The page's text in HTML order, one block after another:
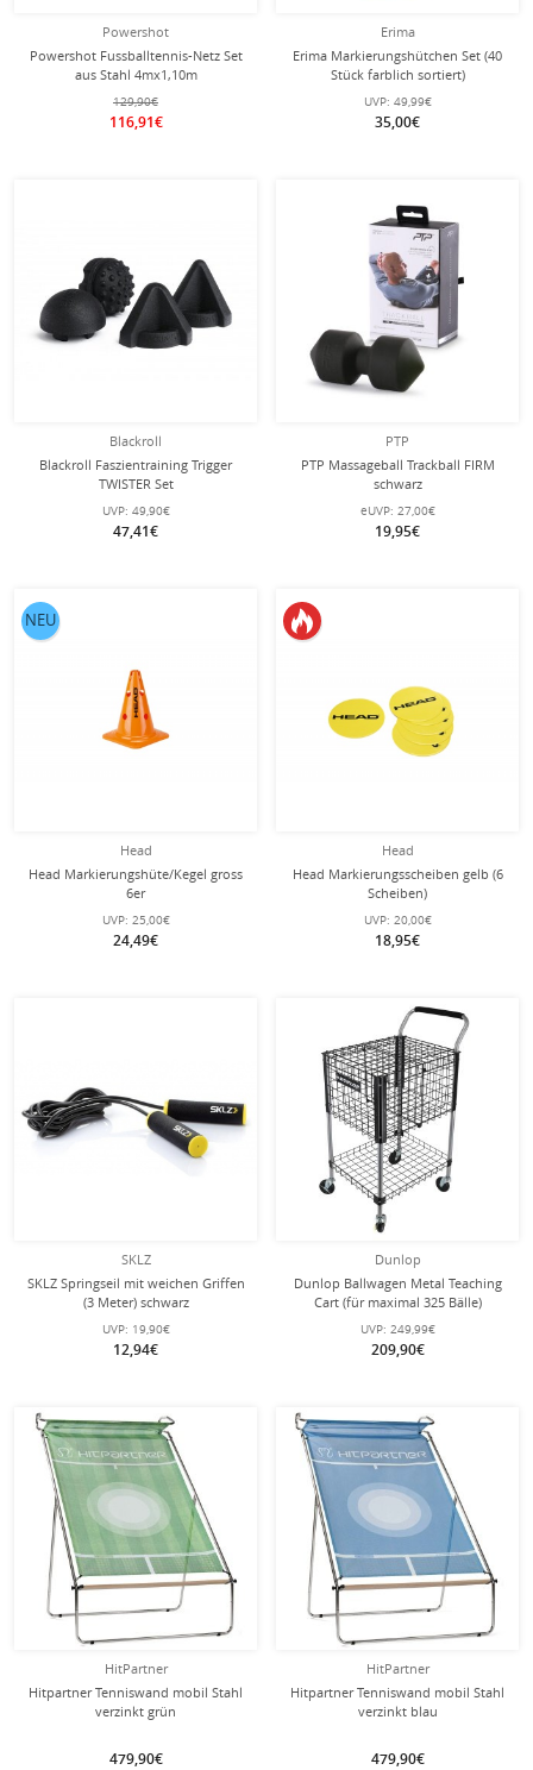
Powershot
Powershot Fussballtennis-Netz Set
aus Stahl 4mx1,10m
129,90€
116,91€
Erima
Erima Markierungshütchen Set (40
Stück farblich sortiert)
UVP: 49,99€
35,00€
Blackroll
Blackroll Faszientraining Trigger
TWISTER Set
UVP: 49,90€
47,41€
PTP
PTP Massageball Trackball FIRM
schwarz
eUVP: 27,00€
19,95€
Head
Head Markierungshüte/Kegel gross
6er
UVP: 25,00€
24,49€
NEU
Head
Head Markierungsscheiben gelb (6
Scheiben)
UVP: 20,00€
18,95€
SKLZ
SKLZ Springseil mit weichen Griffen
(3 Meter) schwarz
UVP: 19,90€
12,94€
Dunlop
Dunlop Ballwagen Metal Teaching
Cart (für maximal 325 Bälle)
UVP: 249,99€
209,90€
HitPartner
Hitpartner Tenniswand mobil Stahl
verzinkt grün
479,90€
HitPartner
Hitpartner Tenniswand mobil Stahl
verzinkt blau
479,90€